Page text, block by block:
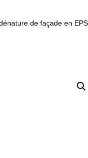
de façade en EPS